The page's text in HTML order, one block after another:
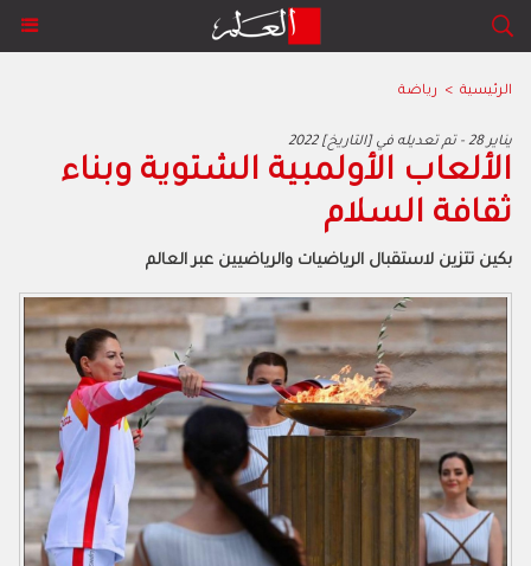
الرئيسية > رياضة
2022 يناير 28 - تم تعديله في [التاريخ]
الألعاب الأولمبية الشتوية وبناء
ثقافة السلام
بكين تتزين لاستقبال الرياضيات والرياضيين عبر العالم